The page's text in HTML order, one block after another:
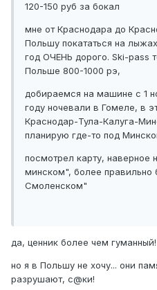
120-150 руб за бокал
мне от Краснодара до
Польшу покататься на
год ОЧЕНЬ дорого. Ski-pass
Польше 800-1000 рэ,
добираемся на машине с 1
году ночевали в Гомеле, в
Краснодар-Тула-Калуга-
планирую где-то под
посмотрел карту, наверное
минском", более правильно
Смоленском"
да, ценник более чем гуманный!
но я в Польшу не хочу... они
разрушают, с@ки!